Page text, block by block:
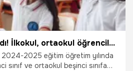
MEB resmen açıkladı! İlkokul, ortaokul öğrencileri için belli oldu
2024-2025 eğitim öğretim yılında
sınıf ve ortaokul beşinci sınıfa